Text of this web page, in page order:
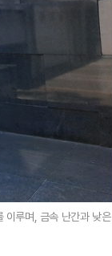
이루며, 금속 난간과 낮은